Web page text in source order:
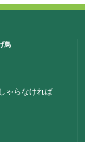
鳥
ゃらなければ